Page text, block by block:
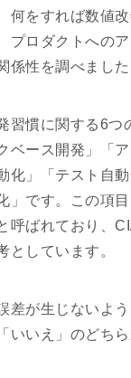
何をすれば数値
プロダクトへの
係性を調べました
習慣に関する6つ
ベース開発」「
化」「テスト自
」です。この項
呼ばれており、
としています。
差が生じないよ
いいえ」のどち